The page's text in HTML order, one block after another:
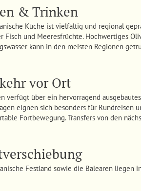
& Trinken
Küche ist vielfältig und regional
Fisch und Meeresfrüchte. Hochwertiges
kann in den meisten Regionen
vor Ort
verfügt über ein hervorragend
eignen sich besonders für Rundreisen
Fortbewegung. Transfers von den
Festland sowie die Balearen liegen